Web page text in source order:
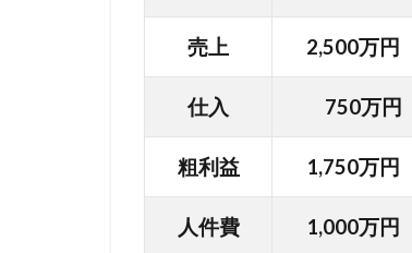
売上 2,500万円
仕入 750万円
粗利益 1,750万円
人件費 1,000万円